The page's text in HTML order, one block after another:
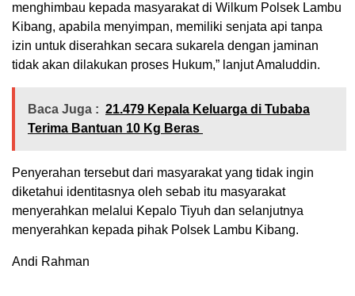
menghimbau kepada masyarakat di Wilkum Polsek Lambu
Kibang, apabila menyimpan, memiliki senjata api tanpa
izin untuk diserahkan secara sukarela dengan jaminan
tidak akan dilakukan proses Hukum,” lanjut Amaluddin.
Baca Juga : 21.479 Kepala Keluarga di Tubaba
Terima Bantuan 10 Kg Beras
Penyerahan tersebut dari masyarakat yang tidak ingin
diketahui identitasnya oleh sebab itu masyarakat
menyerahkan melalui Kepalo Tiyuh dan selanjutnya
menyerahkan kepada pihak Polsek Lambu Kibang.
Andi Rahman